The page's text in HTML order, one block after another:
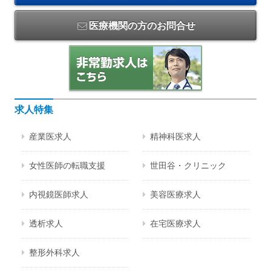
医療機関の方のお問合せ
求人特集
産業医求人 精神科医求人
女性医師の転職支援 世田谷・クリニック
内視鏡医師求人 美容医療求人
透析求人 在宅医療求人
整形外科求人